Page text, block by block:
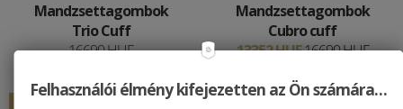
Mandzsettagombok
Trio Cuff
16690 HUF
Mandzsettagombok
Cubro cuff
13352 HUF16690 HUF
Felhasználói élmény kifejezetten az Ön számára…